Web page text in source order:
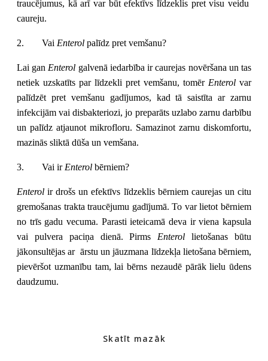
traucējumus, kā arī var būt efektīvs līdzeklis pret visu veidu
caureju.
2. Vai Enterol palīdz pret vemšanu?
Lai gan Enterol galvenā iedarbība ir caurejas novēršana un tas
netiek uzskatīts par līdzekli pret vemšanu, tomēr Enterol var
palīdzēt pret vemšanu gadījumos, kad tā saistīta ar zarnu
infekcijām vai disbakteriozi, jo preparāts uzlabo zarnu darbību
un palīdz atjaunot mikrofloru. Samazinot zarnu diskomfortu,
mazinās sliktā dūša un vemšana.
3. Vai ir Enterol bērniem?
Enterolir drošs un efektīvs līdzeklis bērniem caurejas un citu
gremošanas trakta traucējumu gadījumā. To var lietot bērniem
no trīs gadu vecuma. Parasti ieteicamā deva ir viena kapsula
vai pulvera paciņa dienā. Pirms Enterol lietošanas būtu
jākonsultējas ar ārstu un jāuzmana līdzekļa lietošana bērniem,
pievēršot uzmanību tam, lai bērns nezaudē pārāk lielu ūdens
daudzumu.
Skatīt mazāk